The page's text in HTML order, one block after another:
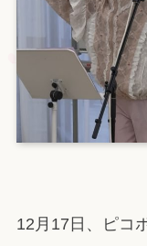
12月17日、ピコ